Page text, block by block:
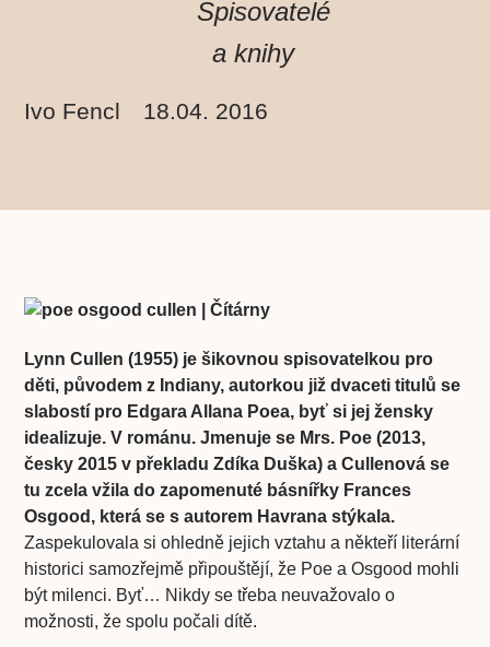
Spisovatelé
a knihy
Ivo Fencl 18.04. 2016
Lynn Cullen (1955) je šikovnou spisovatelkou pro
děti, původem z Indiany, autorkou již dvaceti titulů se
slabostí pro Edgara Allana Poea, byť si jej žensky
idealizuje. V románu. Jmenuje se Mrs. Poe (2013,
česky 2015 v překladu Zdíka Duška) a Cullenová se
tu zcela vžila do zapomenuté básnířky Frances
Osgood, která se s autorem Havrana stýkala.
Zaspekulovala si ohledně jejich vztahu a někteří literární
historici samozřejmě připouštějí, že Poe a Osgood mohli
být milenci. Byť… Nikdy se třeba neuvažovalo o
možnosti, že spolu počali dítě.